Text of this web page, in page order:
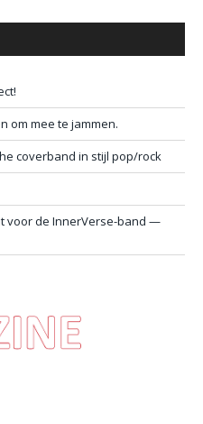
om mee te jammen.
coverband in stijl pop/rock
voor de InnerVerse-band —